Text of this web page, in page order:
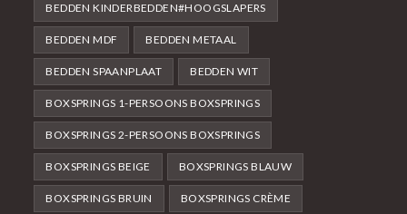
BEDDEN KINDERBEDDEN#HOOGSLAPERS
BEDDEN MDF BEDDEN METAAL
BEDDEN SPAANPLAAT BEDDEN WIT
BOXSPRINGS 1-PERSOONS BOXSPRINGS
BOXSPRINGS 2-PERSOONS BOXSPRINGS
BOXSPRINGS BEIGE BOXSPRINGS BLAUW
BOXSPRINGS BRUIN BOXSPRINGS CRÈME